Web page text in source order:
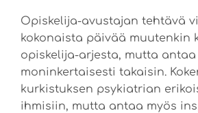
Opiskelija-avustajan tehtävä
kokonaista päivää muutenkin
opiskelija-arjesta, mutta antaa
moninkertaisesti takaisin.
kurkistuksen psykiatrian
ihmisiin, mutta antaa myös